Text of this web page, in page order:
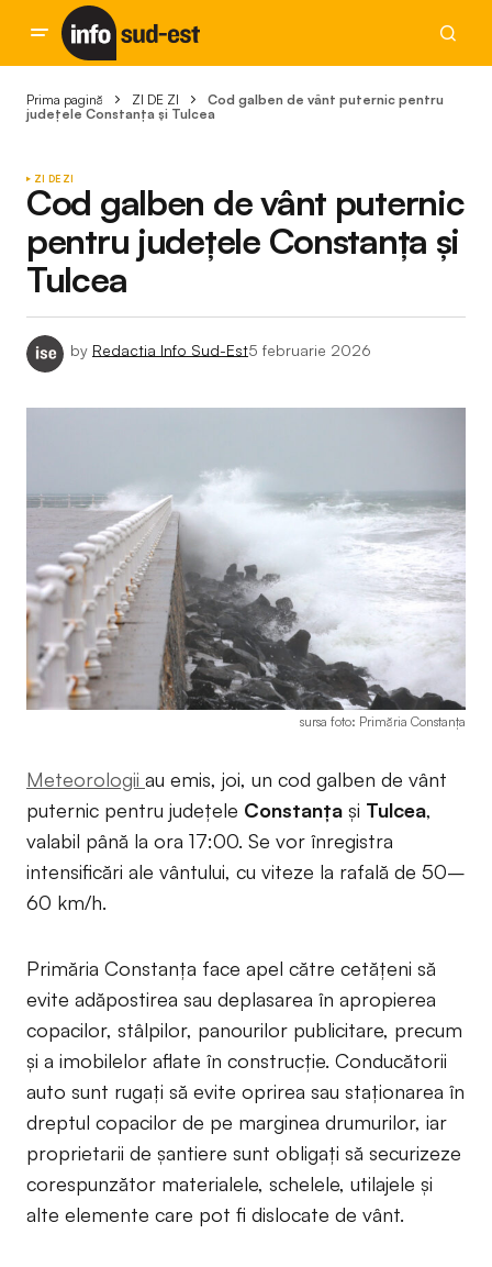
Prima pagină ZI DE ZI
Cod galben de vânt puternic pentru
județele Constanța și Tulcea
ZI DE ZI
Cod galben de vânt puternic
pentru județele Constanța și
Tulcea
by Redactia Info Sud-Est5 februarie 2026
sursa foto: Primăria Constanța
Meteorologii au emis, joi, un cod galben de vânt
puternic pentru județele Constanța și Tulcea,
valabil până la ora 17:00. Se vor înregistra
intensificări ale vântului, cu viteze la rafală de 50–
60 km/h.
Primăria Constanța face apel către cetățeni să
evite adăpostirea sau deplasarea în apropierea
copacilor, stâlpilor, panourilor publicitare, precum
și a imobilelor aflate în construcție. Conducătorii
auto sunt rugați să evite oprirea sau staționarea în
dreptul copacilor de pe marginea drumurilor, iar
proprietarii de șantiere sunt obligați să securizeze
corespunzător materialele, schelele, utilajele și
alte elemente care pot fi dislocate de vânt.